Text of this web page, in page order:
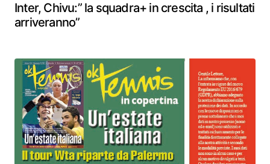
Inter, Chivu:” la squadra+ in crescita , i risultati
arriveranno”